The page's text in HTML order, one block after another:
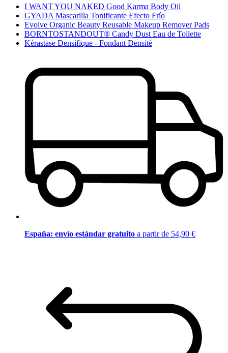
I WANT YOU NAKED Good Karma Body Oil
GYADA Mascarilla Tonificante Efecto Frío
Evolve Organic Beauty Reusable Makeup Remover Pads
BORNTOSTANDOUT® Candy Dust Eau de Toilette
Kérastase Densifique - Fondant Densité
España: envío estándar gratuito a partir de 54,90 €